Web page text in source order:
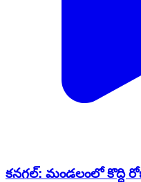
కనగల్: మండలంలో కొద్ది